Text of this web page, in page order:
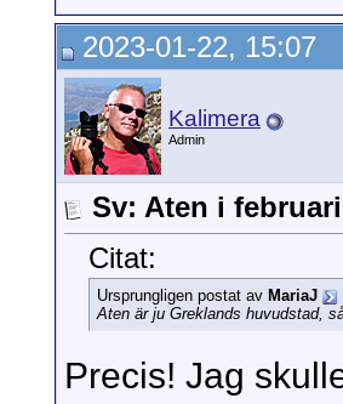
2023-01-22, 15:07
Kalimera
Admin
Sv: Aten i februari
Citat:
Ursprungligen postat av MariaJ
Aten är ju Greklands huvudstad,
Precis! Jag